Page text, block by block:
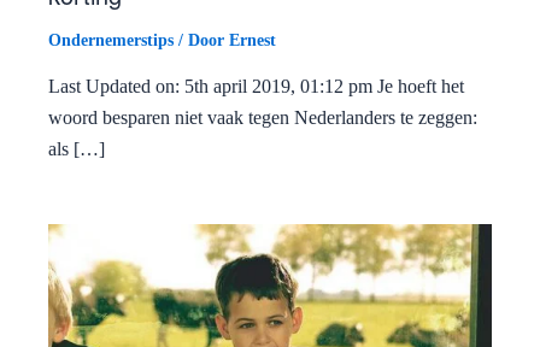
Ondernemerstips / Door Ernest
Last Updated on: 5th april 2019, 01:12 pm Je hoeft het
woord besparen niet vaak tegen Nederlanders te zeggen:
als […]